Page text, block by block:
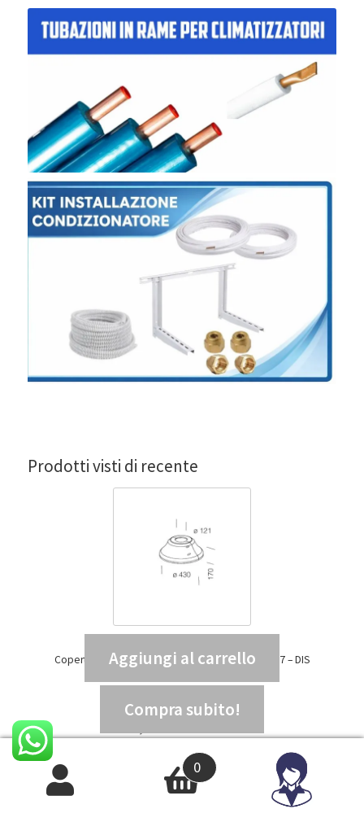
Prodotti visti di recente
Copertura base palo 222 diametro 120 GREY9007 – DIS
107,94 IVA INCLUSA
€
Aggiungi al carrello
Compra subito!
0